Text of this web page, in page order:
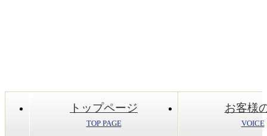
トップページ
TOP PAGE
お客様
VOICE